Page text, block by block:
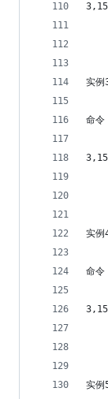
实例
命令
实例
命令
实例